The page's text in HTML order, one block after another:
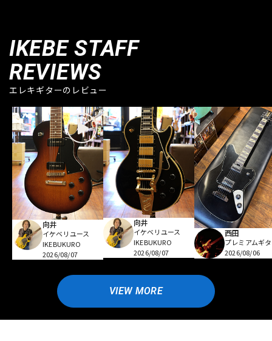
IKEBE STAFF
REVIEWS
エレキギターのレビュー
向井
イケベリユース
IKEBUKURO
2026/08/07
向井
イケベリユース
IKEBUKURO
2026/08/07
西田
プレミアムギ
2026/08/06
VIEW MORE